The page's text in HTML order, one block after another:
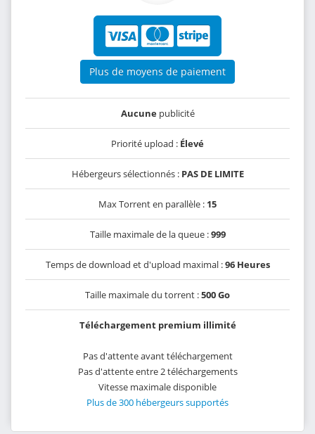
Plus de moyens de paiement
Aucunepublicité
Priorité upload : Élevé
Hébergeurs sélectionnés : PAS DE LIMITE
Max Torrent en parallèle : 15
Taille maximale de la queue :999
Temps de download et d'upload maximal :96 Heures
Taille maximale du torrent :500 Go
Téléchargement premium illimité
Pas d'attente avant téléchargement
Pas d'attente entre 2 téléchargements
Vitesse maximale disponible
Plus de 300 hébergeurs supportés